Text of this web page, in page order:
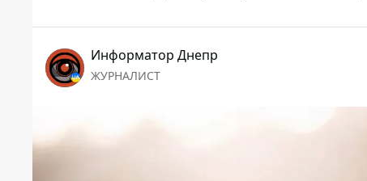
Информатор Днепр
ЖУРНАЛИСТ